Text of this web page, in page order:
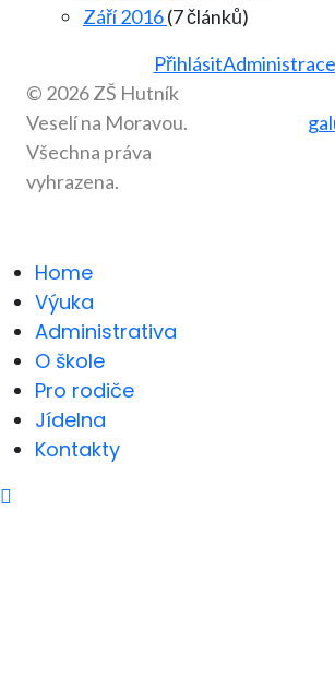
Září 2016(7 článků)
PřihlásitAdministrace
© 2026 ZŠ Hutník
Veselí na Moravou.
Všechna práva
vyhrazena.
Home
Výuka
Administrativa
O škole
Pro rodiče
Jídelna
Kontakty